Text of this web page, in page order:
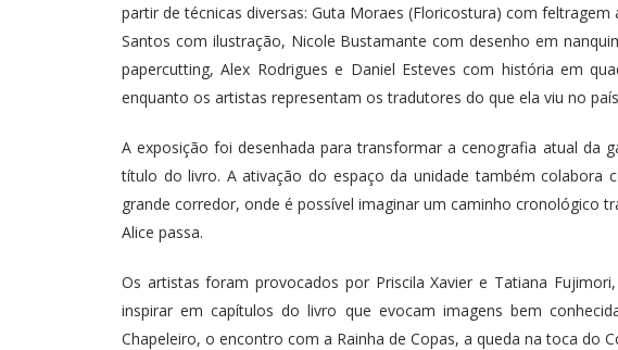
partir de técnicas diversas: Guta Moraes (Floricostura) com
Santos com ilustração, Nicole Bustamante com desenho em
papercutting, Alex Rodrigues e Daniel Esteves com história em
enquanto os artistas representam os tradutores do que ela viu no
A exposição foi desenhada para transformar a cenografia atual da
título do livro. A ativação do espaço da unidade também colabora
grande corredor, onde é possível imaginar um caminho cronológico
Alice passa.
Os artistas foram provocados por Priscila Xavier e Tatiana
inspirar em capítulos do livro que evocam imagens bem
Chapeleiro, o encontro com a Rainha de Copas, a queda na toca do